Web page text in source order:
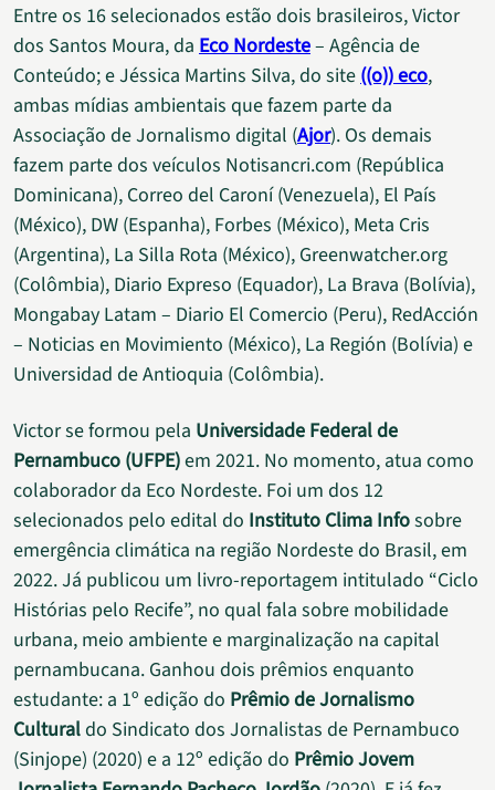
Entre os 16 selecionados estão dois brasileiros, Victor
dos Santos Moura, da Eco Nordeste– Agência de
Conteúdo; e Jéssica Martins Silva, do site ((o)) eco,
ambas mídias ambientais que fazem parte da
Associação de Jornalismo digital (Ajor). Os demais
fazem parte dos veículos Notisancri.com (República
Dominicana), Correo del Caroní (Venezuela), El País
(México), DW (Espanha), Forbes (México), Meta Cris
(Argentina), La Silla Rota (México), Greenwatcher.org
(Colômbia), Diario Expreso (Equador), La Brava (Bolívia),
Mongabay Latam – Diario El Comercio (Peru), RedAcción
– Noticias en Movimiento (México), La Región (Bolívia) e
Universidad de Antioquia (Colômbia).
Victor se formou pela Universidade Federal de
Pernambuco (UFPE)em 2021. No momento, atua como
colaborador da Eco Nordeste. Foi um dos 12
selecionados pelo edital do Instituto Clima Infosobre
emergência climática na região Nordeste do Brasil, em
2022. Já publicou um livro-reportagem intitulado “Ciclo
Histórias pelo Recife”, no qual fala sobre mobilidade
urbana, meio ambiente e marginalização na capital
pernambucana. Ganhou dois prêmios enquanto
estudante: a 1º edição do Prêmio de Jornalismo
Culturaldo Sindicato dos Jornalistas de Pernambuco
(Sinjope) (2020) e a 12º edição do Prêmio Jovem